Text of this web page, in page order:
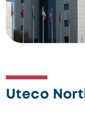
Uteco